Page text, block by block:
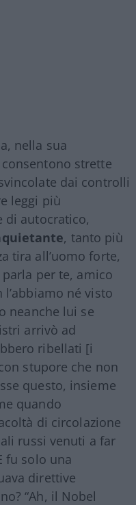
nella sua
strette
dai controlli
leggi più
di autocratico,
, tanto più
tira all’uomo forte,
per te, amico
né visto
neanche lui se
arrivò ad
ribellati [i
stupore che non
questo, insieme
quando
di circolazione
russi venuti a far
fu solo una
direttive
“Ah, il Nobel